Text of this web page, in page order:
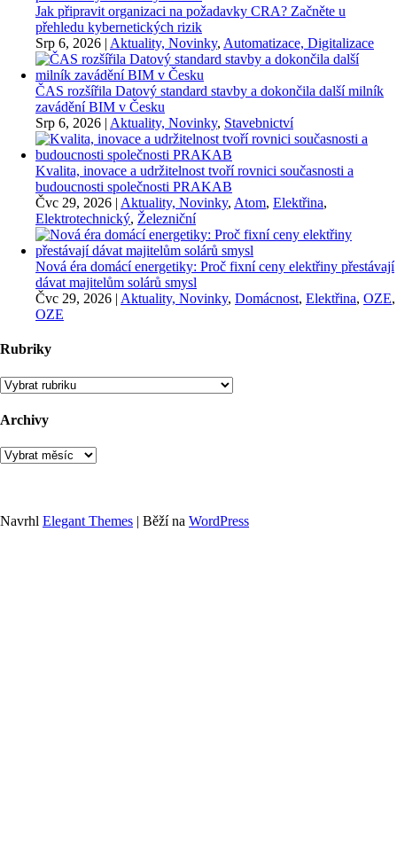
Jak připravit organizaci na požadavky CRA? Začněte u
přehledu kybernetických rizik
Srp 6, 2026 | Aktuality, Novinky, Automatizace, Digitalizace
ČAS rozšířila Datový standard stavby a dokončila další milník
zavádění BIM v Česku
Srp 6, 2026 | Aktuality, Novinky, Stavebnictví
Kvalita, inovace a udržitelnost tvoří rovnici současnosti a
budoucnosti společnosti PRAKAB
Čvc 29, 2026 | Aktuality, Novinky, Atom, Elektřina,
Elektrotechnický, Železniční
Nová éra domácí energetiky: Proč fixní ceny elektřiny přestávají
dávat majitelům solárů smysl
Čvc 29, 2026 | Aktuality, Novinky, Domácnost, Elektřina, OZE,
OZE
Rubriky
Rubriky
Archivy
Archivy
Navrhl Elegant Themes | Běží na WordPress